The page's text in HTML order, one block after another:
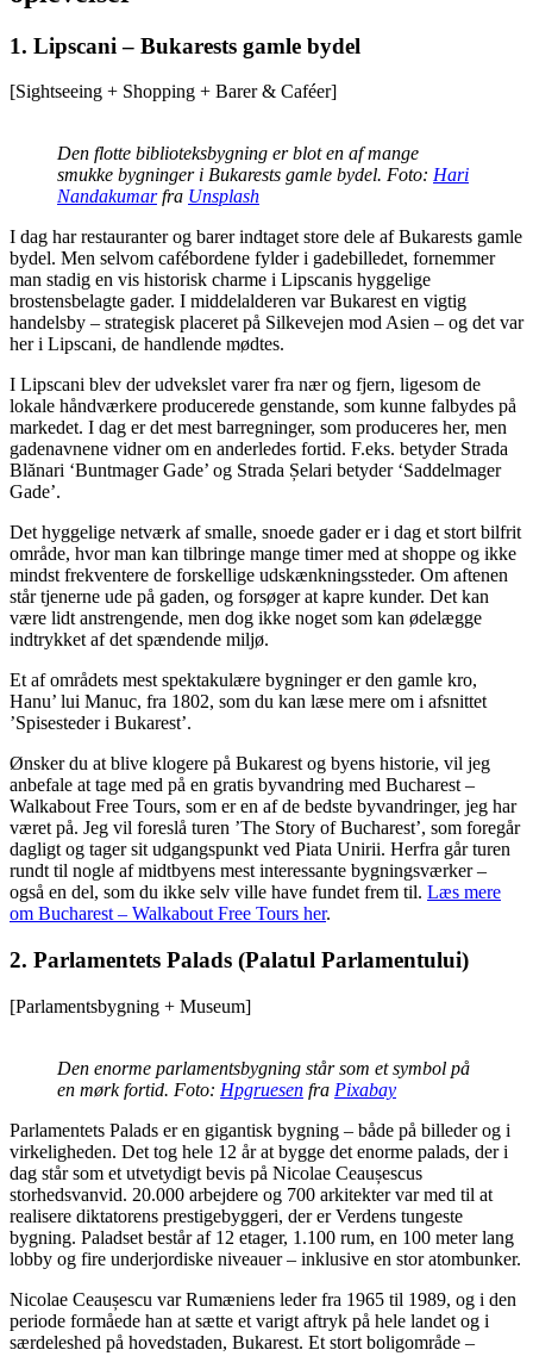
1. Lipscani – Bukarests gamle bydel
[Sightseeing + Shopping + Barer & Caféer]
Den flotte biblioteksbygning er blot en af mange
smukke bygninger i Bukarests gamle bydel. Foto: Hari
Nandakumarfra Unsplash
I dag har restauranter og barer indtaget store dele af Bukarests gamle
bydel. Men selvom cafébordene fylder i gadebilledet, fornemmer
man stadig en vis historisk charme i Lipscanis hyggelige
brostensbelagte gader. I middelalderen var Bukarest en vigtig
handelsby – strategisk placeret på Silkevejen mod Asien – og det var
her i Lipscani, de handlende mødtes.
I Lipscani blev der udvekslet varer fra nær og fjern, ligesom de
lokale håndværkere producerede genstande, som kunne falbydes på
markedet. I dag er det mest barregninger, som produceres her, men
gadenavnene vidner om en anderledes fortid. F.eks. betyder Strada
Blănari ‘Buntmager Gade’ og Strada Șelari betyder ‘Saddelmager
Gade’.
Det hyggelige netværk af smalle, snoede gader er i dag et stort bilfrit
område, hvor man kan tilbringe mange timer med at shoppe og ikke
mindst frekventere de forskellige udskænkningssteder. Om aftenen
står tjenerne ude på gaden, og forsøger at kapre kunder. Det kan
være lidt anstrengende, men dog ikke noget som kan ødelægge
indtrykket af det spændende miljø.
Et af områdets mest spektakulære bygninger er den gamle kro,
Hanu’ lui Manuc, fra 1802, som du kan læse mere om i afsnittet
’Spisesteder i Bukarest’.
Ønsker du at blive klogere på Bukarest og byens historie, vil jeg
anbefale at tage med på en gratis byvandring med Bucharest –
Walkabout Free Tours, som er en af de bedste byvandringer, jeg har
været på. Jeg vil foreslå turen ’The Story of Bucharest’, som foregår
dagligt og tager sit udgangspunkt ved Piata Unirii. Herfra går turen
rundt til nogle af midtbyens mest interessante bygningsværker –
også en del, som du ikke selv ville have fundet frem til. Læs mere
om Bucharest – Walkabout Free Tours her.
2. Parlamentets Palads (Palatul Parlamentului)
[Parlamentsbygning + Museum]
Den enorme parlamentsbygning står som et symbol på
en mørk fortid. Foto: Hpgruesen fra Pixabay
Parlamentets Palads er en gigantisk bygning – både på billeder og i
virkeligheden. Det tog hele 12 år at bygge det enorme palads, der i
dag står som et utvetydigt bevis på Nicolae Ceaușescus
storhedsvanvid. 20.000 arbejdere og 700 arkitekter var med til at
realisere diktatorens prestigebyggeri, der er Verdens tungeste
bygning. Paladset består af 12 etager, 1.100 rum, en 100 meter lang
lobby og fire underjordiske niveauer – inklusive en stor atombunker.
Nicolae Ceaușescu var Rumæniens leder fra 1965 til 1989, og i den
periode formåede han at sætte et varigt aftryk på hele landet og i
særdeleshed på hovedstaden, Bukarest. Et stort boligområde –